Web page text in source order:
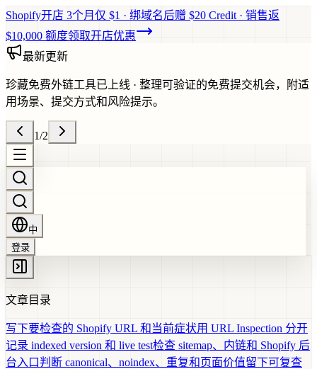
Shopify开店 3个月仅 $1 · 绑域名后赠 $20 Credit · 销售返
$10,000 额度领取开店优惠
最新更新
珍藏免费外链工具已上线 · 整理可验证的免费提交机会，附适
用场景、提交方式和风险提示。
1/2
中
登录
文章目录
写下要检查的 Shopify URL 和当前症状用 URL Inspection 分开
记录 indexed version 和 live test检查 sitemap、内链和 Shopify 后
台入口判断 canonical、noindex、重复和页面价值留下可复查